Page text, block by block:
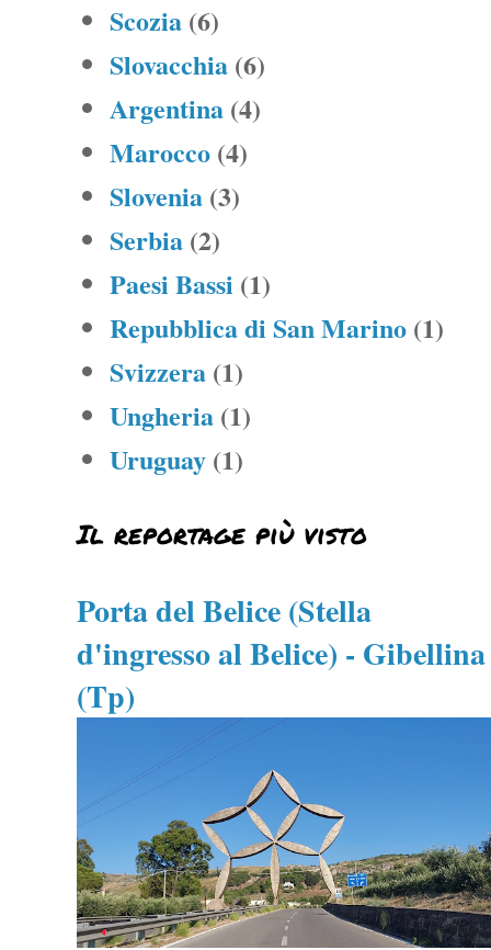
Scozia (6)
Slovacchia (6)
Argentina (4)
Marocco (4)
Slovenia (3)
Serbia (2)
Paesi Bassi (1)
Repubblica di San Marino (1)
Svizzera (1)
Ungheria (1)
Uruguay (1)
Il reportage più visto
Porta del Belice (Stella
d'ingresso al Belice) - Gibellina
(Tp)